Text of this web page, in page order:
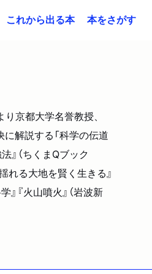
これから出る本 本をさがす
京都大学名誉教授、
解説する「科学の伝道
』（ちくまQブック
れる大地を賢く生きる』
『火山噴火』（岩波新